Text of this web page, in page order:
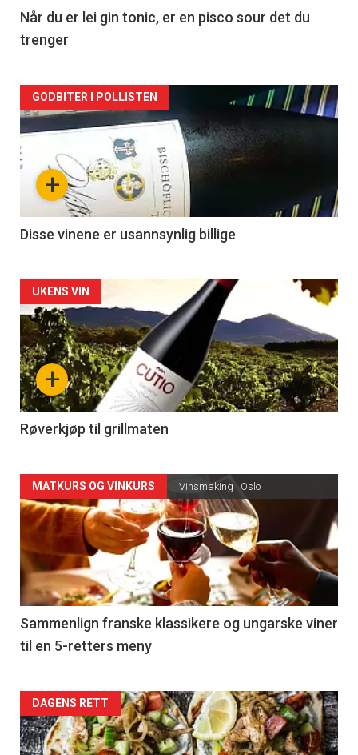
2
Når du er lei gin tonic, er en pisco sour det du
trenger
Forsiden
akkurat
nå
3
+
GODBITER I POLLISTEN
Disse vinene er usannsynlig billige
Forsiden
akkurat
nå
-
4
+
UKENS VIN
Røverkjøp til grillmaten
Forsiden
akkurat
nå
-
5
MATKURS OG VINKURS Vinsmaking i Oslo
Sammenlign franske klassikere og ungarske viner
til en 5-retters meny
Forsiden
akkurat
DAGENS RETT